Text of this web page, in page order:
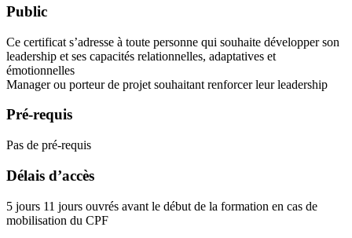
Public
Ce certificat s’adresse à toute personne qui souhaite développer son
leadership et ses capacités relationnelles, adaptatives et
émotionnelles
Manager ou porteur de projet souhaitant renforcer leur leadership
Pré-requis
Pas de pré-requis
Délais d’accès
5 jours 11 jours ouvrés avant le début de la formation en cas de
mobilisation du CPF